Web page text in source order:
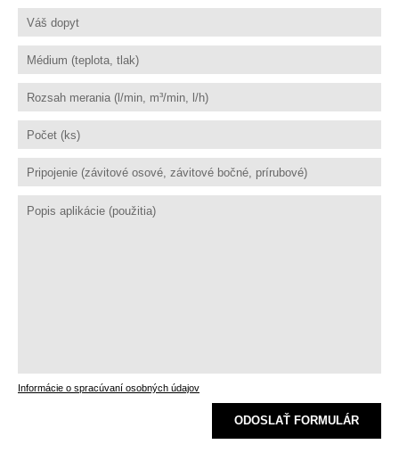
Informácie o spracúvaní osobných údajov
ODOSLAŤ FORMULÁR